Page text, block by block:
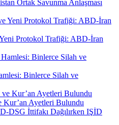
Ortak Savunma Anlaşması
Protokol Trafiği: ABD-İran
Binlerce Silah ve
Kur’an Ayetleri Bulundu